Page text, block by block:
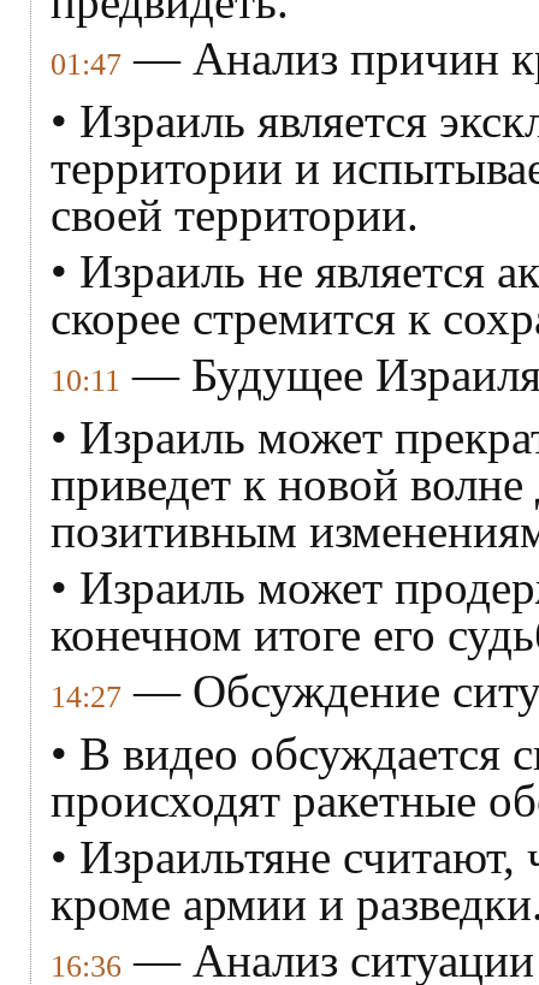
01:47 — Анализ причин
• Израиль является
территории и
своей территории.
• Израиль не является
скорее стремится к
10:11 — Будущее
• Израиль может
приведет к новой
позитивным
• Израиль может
конечном итоге его
14:27 — Обсуждение
• В видео обсуждается
происходят ракетные
• Израильтяне
кроме армии и
16:36 — Анализ